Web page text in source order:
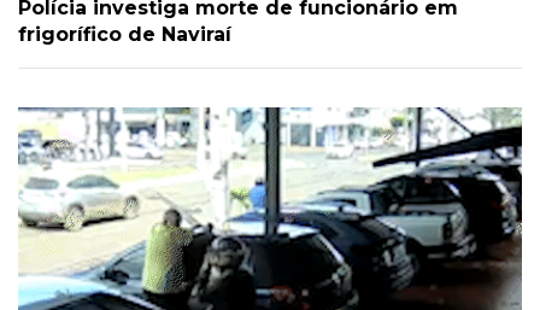
Polícia investiga morte de funcionário em
frigorífico de Naviraí